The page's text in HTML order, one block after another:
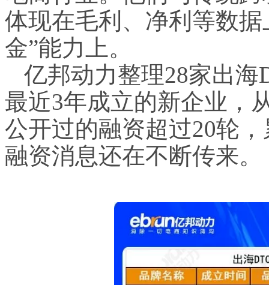
体现在毛利、净利等数
金”能力上。
亿邦动力整理28家出
最近3年成立的新企业，
公开过的融资超过20轮
融资消息还在不断传来。